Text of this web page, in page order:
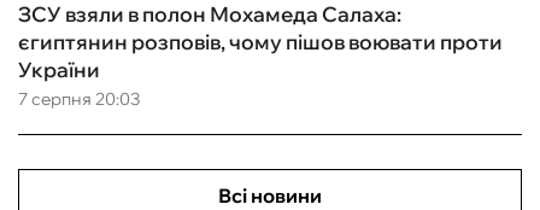
7 серпня 20:03
ЗСУ взяли в полон Мохамеда Салаха:
єгиптянин розповів, чому пішов воювати проти
України
Всі новини